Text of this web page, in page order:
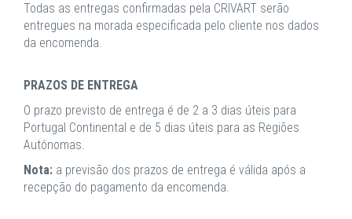
Todas as entregas confirmadas pela CRIVART serão
entregues na morada especificada pelo cliente nos dados
da encomenda.
PRAZOS DE ENTREGA
O prazo previsto de entrega é de 2 a 3 dias úteis para
Portugal Continental e de 5 dias úteis para as Regiões
Autónomas.
Nota: a previsão dos prazos de entrega é válida após a
recepção do pagamento da encomenda.